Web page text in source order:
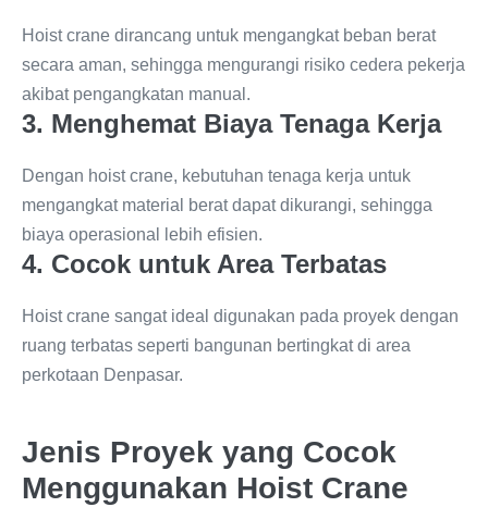
Hoist crane dirancang untuk mengangkat beban berat
secara aman, sehingga mengurangi risiko cedera pekerja
akibat pengangkatan manual.
3. Menghemat Biaya Tenaga Kerja
Dengan hoist crane, kebutuhan tenaga kerja untuk
mengangkat material berat dapat dikurangi, sehingga
biaya operasional lebih efisien.
4. Cocok untuk Area Terbatas
Hoist crane sangat ideal digunakan pada proyek dengan
ruang terbatas seperti bangunan bertingkat di area
perkotaan Denpasar.
Jenis Proyek yang Cocok
Menggunakan Hoist Crane